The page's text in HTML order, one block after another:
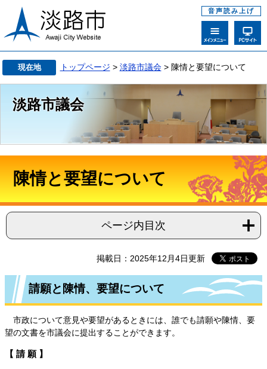
音声読み上げ
現在地 トップページ > 淡路市議会> 陳情と要望について
淡路市議会
陳情と要望について
ページ内目次
掲載日：2025年12月4日更新
請願と陳情、要望について
市政について意見や要望があるときには、誰でも請願や陳情、要
望の文書を市議会に提出することができます。
【 請 願 】